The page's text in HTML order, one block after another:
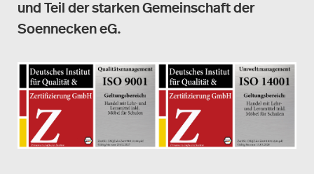
und Teil der starken Gemeinschaft der
Soennecken eG.